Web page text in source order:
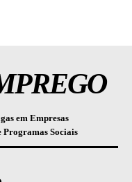
em Empresas
Programas Sociais